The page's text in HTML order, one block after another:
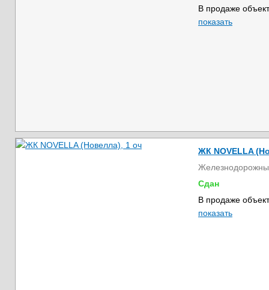
В продаже
показать
ЖК NOVELLA
Сдан
В продаже
показать